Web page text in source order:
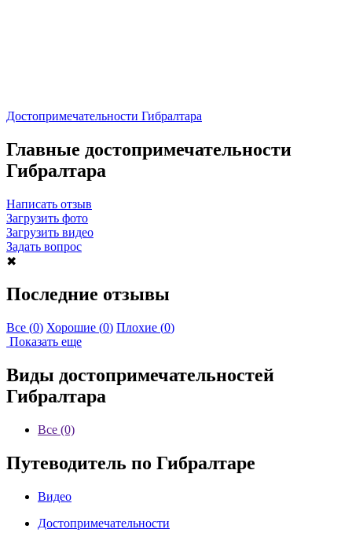
Достопримечательности Гибралтара
Главные достопримечательности
Гибралтара
Написать отзыв
Загрузить фото
Загрузить видео
Задать вопрос
✖
Последние отзывы
Все (0) Хорошие (0) Плохие (0)
Показать еще
Виды достопримечательностей
Гибралтара
Все (0)
Путеводитель по Гибралтаре
Видео
Достопримечательности